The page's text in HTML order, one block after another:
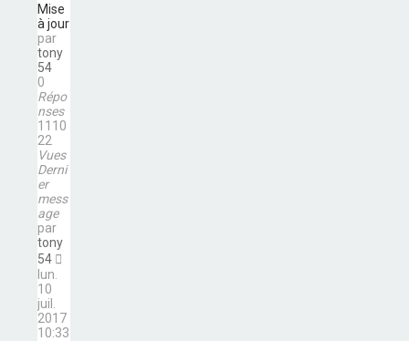
Mise
à jour
par
tony
54
0
Répo
nses
1110
22
Vues
Derni
er
mess
age
par
tony
54
lun.
10
juil.
2017
10:33